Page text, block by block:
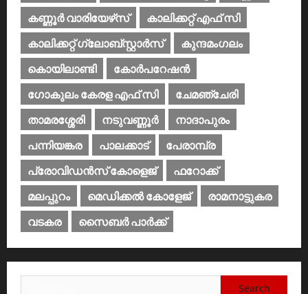
കണ്ണൂര്‍ വാരിയേഴ്‌സ്
കാലിക്കറ്റ് എഫ് സി
കാലിക്കറ്റ് ഗ്ലോബ്സ്റ്റാർസ്
കുന്ദമംഗലം
കൊയിലാണ്ടി
കോര്‍പറേഷന്‍
ഗോകുലം കേരള എഫ് സി
ചേമഞ്ചേരി
താമരശ്ശേരി
നടുവണ്ണൂര്‍
നാദാപുരം
പന്നിയങ്കര
പാലക്കാട്‌
പേരാമ്പ്ര
പ്രോവിഡന്‍സ് കോളെജ്‌
ഫറോക്ക്
മലപ്പുറം
മെഡിക്കൽ കോളേജ്‌
രാമനാട്ടുകര
വടകര
സൈബര്‍ പാര്‍ക്ക്‌